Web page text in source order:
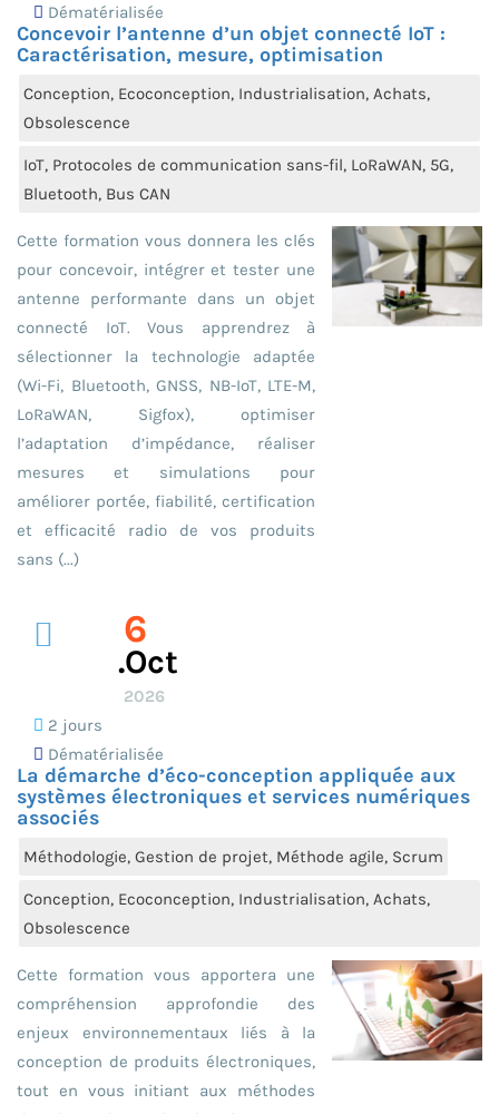
Dématérialisée
Concevoir l’antenne d’un objet connecté IoT :
Caractérisation, mesure, optimisation
Conception, Ecoconception, Industrialisation, Achats,
Obsolescence
IoT, Protocoles de communication sans-fil, LoRaWAN, 5G,
Bluetooth, Bus CAN
Cette formation vous donnera les clés
pour concevoir, intégrer et tester une
antenne performante dans un objet
connecté IoT. Vous apprendrez à
sélectionner la technologie adaptée
(Wi-Fi, Bluetooth, GNSS, NB-IoT, LTE-M,
LoRaWAN, Sigfox), optimiser
l’adaptation d’impédance, réaliser
mesures et simulations pour
améliorer portée, fiabilité, certification
et efficacité radio de vos produits
sans (...)
6
.oct
2026
2 jours
Dématérialisée
La démarche d’éco-conception appliquée aux
systèmes électroniques et services numériques
associés
Méthodologie, Gestion de projet, Méthode agile, Scrum
Conception, Ecoconception, Industrialisation, Achats,
Obsolescence
Cette formation vous apportera une
compréhension approfondie des
enjeux environnementaux liés à la
conception de produits électroniques,
tout en vous initiant aux méthodes